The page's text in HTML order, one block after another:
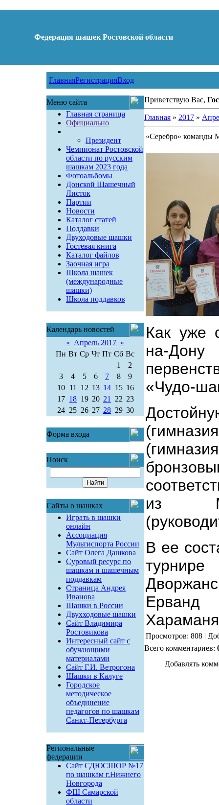
Федерация шашек Ростовской области
ГлавнаяРегистрацияВход
Меню сайта
Главная страница
Официально
Президент
Чемпионат Ростовской
области по русским
шашкам 2023 года
Фотоальбомы
Донской Шашечный
Листок
Партии
Новости
Каталог статей
Поддавки
Двуходовые шашки
Гостевая книга
Каталог файлов
Заочная игра
Школа шашек
(международные
шашки)
Школа поддавков
Календарь новостей
« Апрель 2017 »
Пн Вт Ср Чт Пт Сб Вс
1
2
3
4 5 6 7 8
9
10 11 12 13 14 15 16
17 18 19 20 21 22 23
24 25 26 27 28 29 30
Форма входа
Поиск
Сайты о шашках
Играть в шашки
онлайн
Ассоциация
Мультиспорта России
Сайт Олега Дашкова
Суровый ресурс по
шашкам и шашечным
поддавкам
Страница Андрея
Иванова
Шашки в России
Двухходовые шашки
Сайт Владимира
Ростовикова
Интересный сайт с
обучающими
материалами
Сайт Г.И. Ветрогона
Шашки в Калуге
Городское
методическое
объединение
педагогов по шашкам
Санкт-Петербурга
Региональные
федерации
Сайт СДЮСШОР №17
по шашкам г.Нижнего
Новгорода
ФШ Самарской
области
Приветствую Вас,
Главная» 2017 »
«Серебро» команды
Как уже
на-Дону
«Чудо-
из
В ее
Просмотров: 808 |
Всего комментариев:
Добавлять